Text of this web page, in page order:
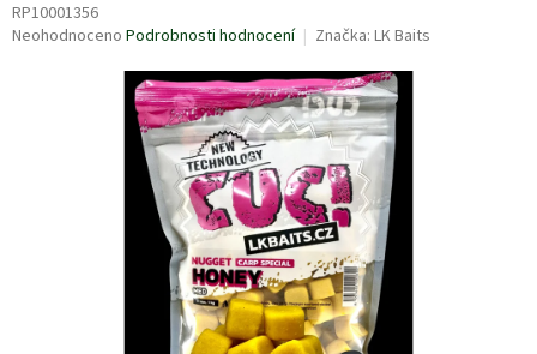
RP10001356
Průměrné
Neohodnoceno Podrobnosti hodnocení Značka: LK Baits